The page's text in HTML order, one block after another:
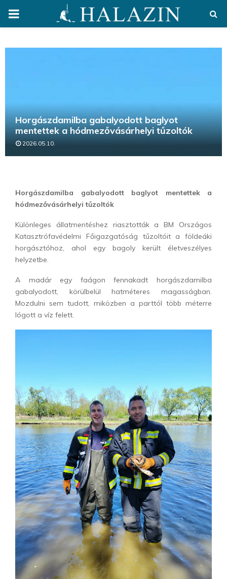
PRIMARY
Horgászdamilba gabalyodott baglyot
mentettek a hódmezővásárhelyi tűzoltók
2026.05.10.
Horgászdamilba gabalyodott baglyot mentettek a
hódmezővásárhelyi tűzoltók
Különleges állatmentéshez riasztották aBM Országos
Katasztrófavédelmi Főigazgatóság tűzoltóit a földeáki
horgásztóhoz, ahol egy bagoly került életveszélyes
helyzetbe.
A madár egy faágon fennakadt horgászdamilba
gabalyodott, körülbelül hatméteres magasságban.
Mozdulni sem tudott, miközben a parttól több méterre
lógott a víz felett.